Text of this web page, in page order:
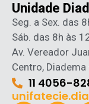
Unidade
Seg. a Sex. das
Sáb. das 8h às
Av. Vereador
Centro,
11 4056-